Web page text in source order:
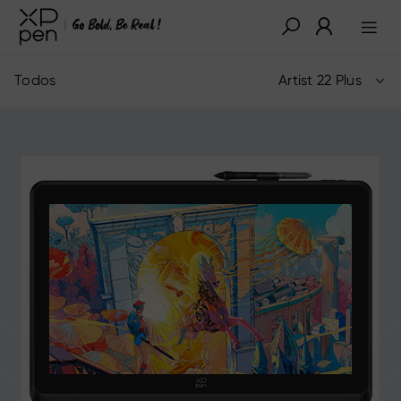
Todos Artist 22 Plus